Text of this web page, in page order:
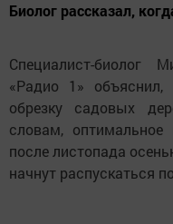
Биолог рассказал,
Специалист-биолог
«Радио 1» объяснил,
обрезку садовых
словам,
после листопада
начнут распускаться